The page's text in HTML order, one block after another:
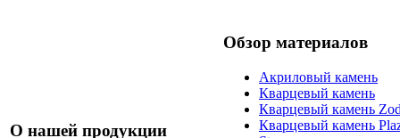
О нашей продукции
Обзор материалов
Акриловый камень
Кварцевый камень
Кварцевый камень
Кварцевый камень